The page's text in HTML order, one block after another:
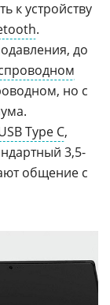
к устройству
.
до
но с
Type C,
3,5-
общение с